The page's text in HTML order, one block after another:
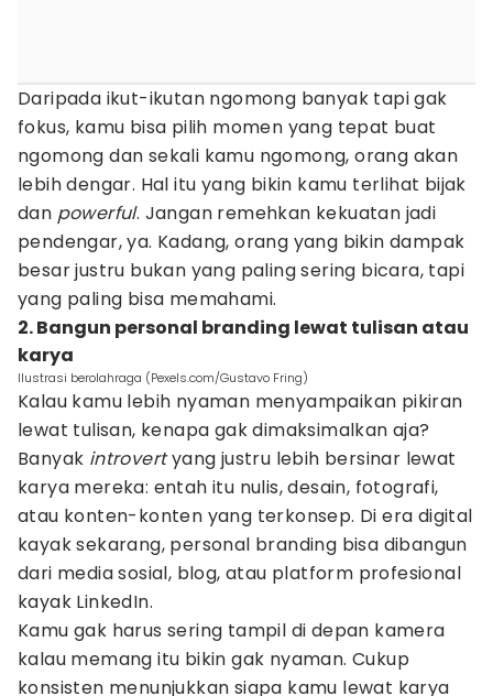
Daripada ikut-ikutan ngomong banyak tapi gak
fokus, kamu bisa pilih momen yang tepat buat
ngomong dan sekali kamu ngomong, orang akan
lebih dengar. Hal itu yang bikin kamu terlihat bijak
dan powerful. Jangan remehkan kekuatan jadi
pendengar, ya. Kadang, orang yang bikin dampak
besar justru bukan yang paling sering bicara, tapi
yang paling bisa memahami.
2. Bangun personal branding lewat tulisan atau
karya
Ilustrasi berolahraga (Pexels.com/Gustavo Fring)
Kalau kamu lebih nyaman menyampaikan pikiran
lewat tulisan, kenapa gak dimaksimalkan aja?
Banyak introvertyang justru lebih bersinar lewat
karya mereka: entah itu nulis, desain, fotografi,
atau konten-konten yang terkonsep. Di era digital
kayak sekarang, personal branding bisa dibangun
dari media sosial, blog, atau platform profesional
kayak LinkedIn.
Kamu gak harus sering tampil di depan kamera
kalau memang itu bikin gak nyaman. Cukup
konsisten menunjukkan siapa kamu lewat karya